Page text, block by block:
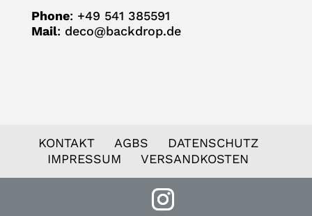
Phone: +49 541 385591
Mail: deco@backdrop.de
KON­TAKT AGBS
DATEN­SCHUTZ
IMPRES­SUM
VER­SAND­KOS­TEN